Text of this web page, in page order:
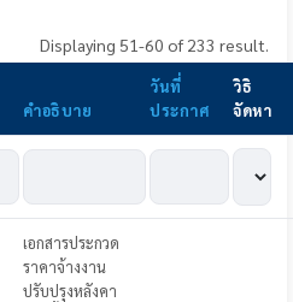
การจัดซื้อจัดจ้าง
Displaying 51-60 of 233 result.
คำอธิบาย
วันที่
ประกาศ
วิธิ
จัดหา
เอกสารประกวด
ราคาจ้างงาน
ปรับปรุงหลังคา